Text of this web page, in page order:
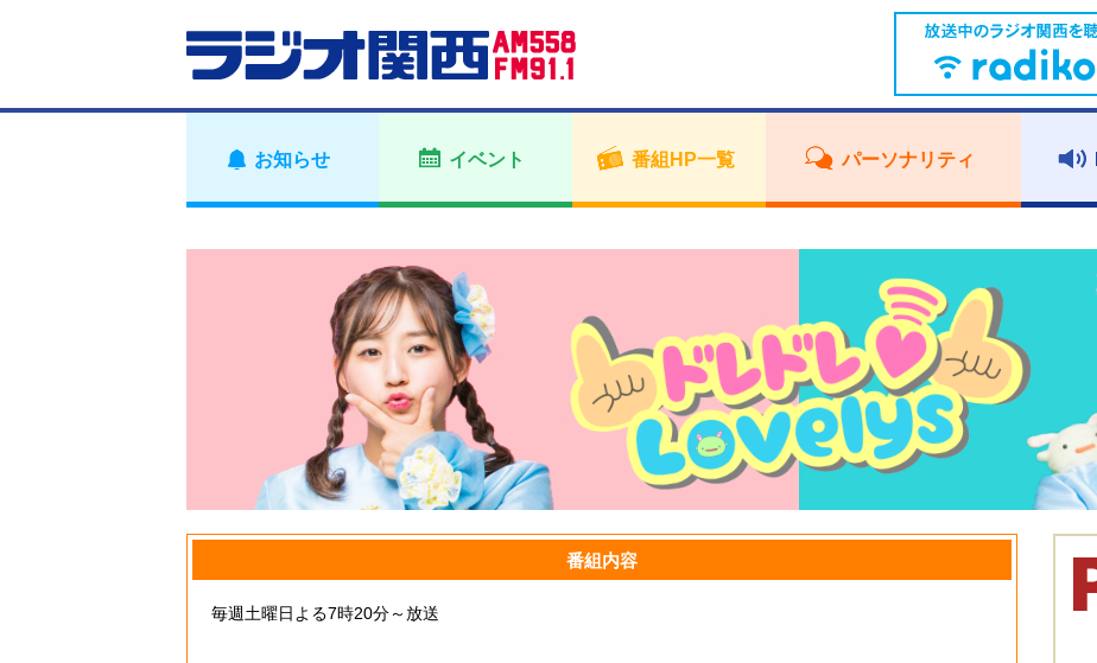
お知らせ イベント 番組HP一覧 パーソナリティ
番組内容
毎週土曜日よる7時20分～放送